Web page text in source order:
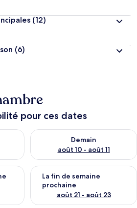
(12)
(6)
pour ces dates
ce soir août 9 - août 10
Demain
août 10 - août 11
Vérifier la disponibilité pour
cette fin de semaine août 14 -
La fin de semaine
prochaine
août 21 - août 23
Vérifier la disponibilité pour